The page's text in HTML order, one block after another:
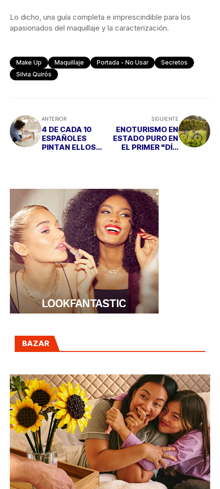
Lo dicho, una guía completa e imprescindible para los
apasionados del maquillaje y la caracterización.
Make Up Maquillaje Portada - No Usar
Secretos
Silvia Quirós
ANTERIOR
4 DE CADA 10
ESPAÑOLES
PINTAN ELLOS
SIGUIENTE
ENOTURISMO EN
ESTADO PURO EN
EL PRIMER "DÍA
BAZAR